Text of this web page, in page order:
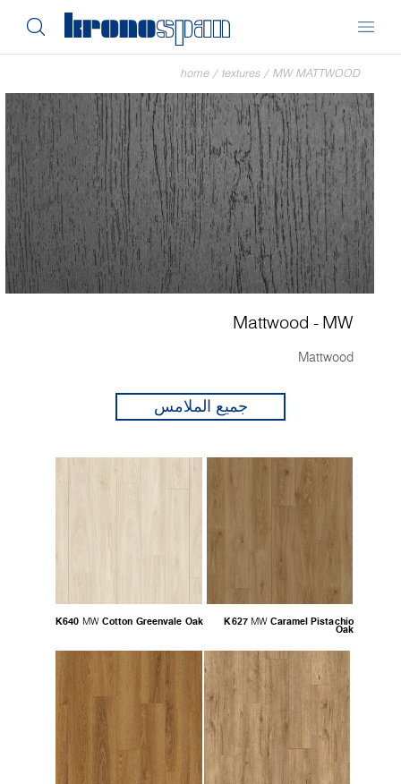
home / textures / MW MATTWOOD
Mattwood - MW
Mattwood
جميع الملامس
K627 MW Caramel Pistachio
Oak
K640 MW Cotton Greenvale Oak